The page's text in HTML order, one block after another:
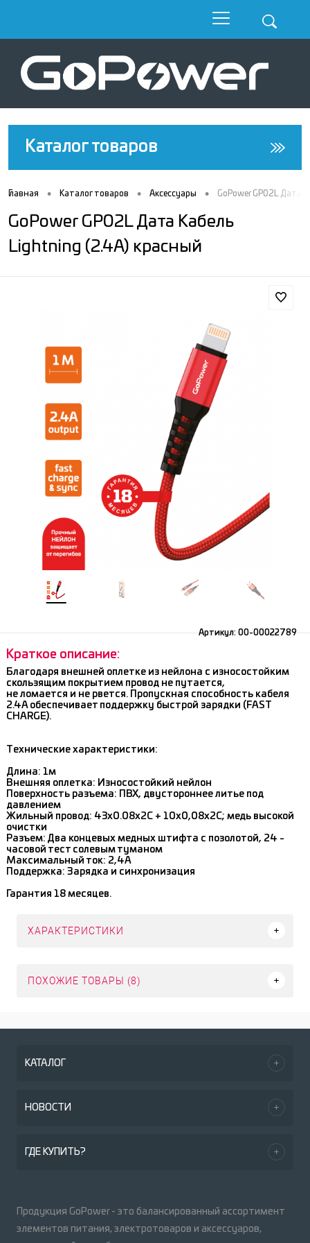
Каталог товаров
Главная • Каталог товаров • Аксессуары • GoPower GP02L Дата
GoPower GP02L Дата Кабель
Lightning (2.4A) красный
Артикул:00-00022789
Краткое описание:
Благодаря внешней оплетке из нейлона с износостойким
скользящим покрытием провод не путается,
не ломается и не рвется. Пропускная способность кабеля
2.4А обеспечивает поддержку быстрой зарядки (FAST
CHARGE).
Технические характеристики:
Длина: 1м
Внешняя оплетка: Износостойкий нейлон
Поверхность разъема: ПВХ, двустороннее литье под
давлением
Жильный провод: 43x0.08x2С + 10x0,08x2C; медь высокой
очистки
Разъем: Два концевых медных штифта с позолотой, 24 -
часовой тест солевым туманом
Максимальный ток: 2,4А
Поддержка: Зарядка и синхронизация
Гарантия 18 месяцев.
ХАРАКТЕРИСТИКИ
ПОХОЖИЕ ТОВАРЫ (8)
КАТАЛОГ
НОВОСТИ
ГДЕ КУПИТЬ?
Продукция GoPower - это балансированный ассортимент
элементов питания, электротоваров и аксессуаров,